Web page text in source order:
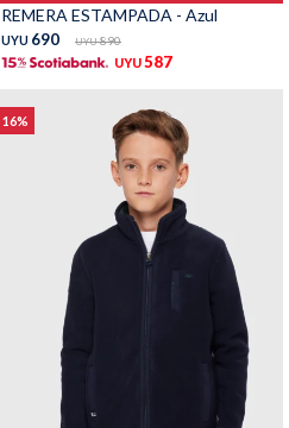
REMERA ESTAMPADA - Azul
UYU 690 UYU 890
UYU587
16